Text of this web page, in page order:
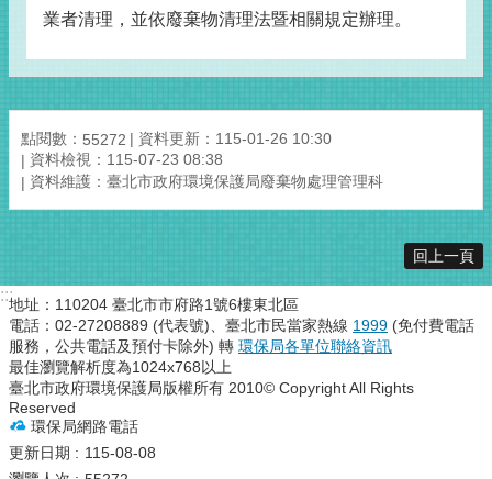
業者清理，並依廢棄物清理法暨相關規定辦理。
點閱數： 55272
資料更新：115-01-26 10:30
資料檢視：115-07-23 08:38
資料維護：臺北市政府環境保護局廢棄物處理管理科
回上一頁
:::地址：110204 臺北市市府路1號6樓東北區
電話：02-27208889 (代表號)、臺北市民當家熱線 1999 (免付費電話
服務，公共電話及預付卡除外) 轉 環保局各單位聯絡資訊
最佳瀏覽解析度為1024x768以上
臺北市政府環境保護局版權所有 2010© Copyright All Rights
Reserved
環保局網路電話
更新日期
115-08-08